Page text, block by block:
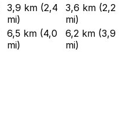
3,9 km (2,4
mi)
3,6 km (2,2
mi)
6,5 km (4,0
mi)
6,2 km (3,9
mi)